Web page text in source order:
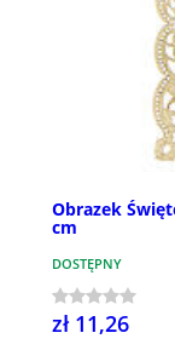
Obrazek
cm
DOSTĘPNY
zł 11,26